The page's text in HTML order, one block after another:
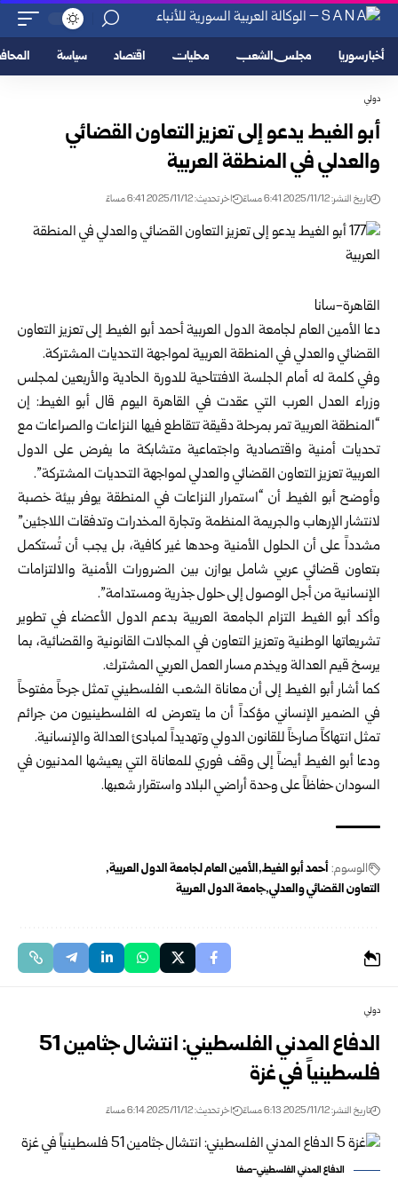
أخبار سوريا مجلس الشعب محليات اقتصاد سياسة
دولي
أبو الغيط يدعو إلى تعزيز التعاون القضائي
والعدلي في المنطقة العربية
تاريخ النشر: 2025/11/12 6:41 مساءً اخر تحديث: 2025/11/12 6:41 مساءً
القاهرة-سانا
دعا الأمين العام لجامعة الدول العربية أحمد أبو الغيط إلى تعزيز التعاون
القضائي والعدلي في المنطقة العربية لمواجهة التحديات المشتركة.
وفي كلمة له أمام الجلسة الافتتاحية للدورة الحادية والأربعين لمجلس
وزراء العدل العرب التي عقدت في القاهرة اليوم قال أبو الغيط: إن
“المنطقة العربية تمر بمرحلة دقيقة تتقاطع فيها النزاعات والصراعات مع
تحديات أمنية واقتصادية واجتماعية متشابكة ما يفرض على الدول
العربية تعزيز التعاون القضائي والعدلي لمواجهة التحديات المشتركة”.
وأوضح أبو الغيط أن “استمرار النزاعات في المنطقة يوفر بيئة خصبة
لانتشار الإرهاب والجريمة المنظمة وتجارة المخدرات وتدفقات اللاجئين”
مشدداً على أن الحلول الأمنية وحدها غير كافية، بل يجب أن تُستكمل
بتعاون قضائي عربي شامل يوازن بين الضرورات الأمنية والالتزامات
الإنسانية من أجل الوصول إلى حلول جذرية ومستدامة”.
وأكد أبو الغيط التزام الجامعة العربية بدعم الدول الأعضاء في تطوير
تشريعاتها الوطنية وتعزيز التعاون في المجالات القانونية والقضائية، بما
يرسخ قيم العدالة ويخدم مسار العمل العربي المشترك.
كما أشار أبو الغيط إلى أن معاناة الشعب الفلسطيني تمثل جرحاً مفتوحاً
في الضمير الإنساني مؤكداً أن ما يتعرض له الفلسطينيون من جرائم
تمثل انتهاكاً صارخاً للقانون الدولي وتهديداً لمبادئ العدالة والإنسانية.
ودعا أبو الغيط أيضاً إلى وقف فوري للمعاناة التي يعيشها المدنيون في
السودان حفاظاً على وحدة أراضي البلاد واستقرار شعبها.
الوسوم: أحمد أبو الغيط الأمين العام لجامعة الدول العربية
التعاون القضائي والعدلي جامعة الدول العربية
دولي
الدفاع المدني الفلسطيني: انتشال جثامين 51
فلسطينياً في غزة
تاريخ النشر: 2025/11/12 6:13 مساءً اخر تحديث: 2025/11/12 6:14 مساءً
الدفاع المدني الفلسطيني-صفا